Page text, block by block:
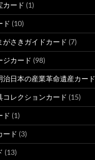
カード (1)
ド (10)
がさきガイドカード (7)
カード (98)
日本の産業革命遺産カード
コレクションカード (15)
ド (1)
ード (3)
(13)